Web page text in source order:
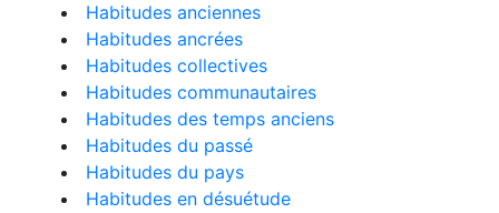
Habitudes anciennes
Habitudes ancrées
Habitudes collectives
Habitudes communautaires
Habitudes des temps anciens
Habitudes du passé
Habitudes du pays
Habitudes en désuétude